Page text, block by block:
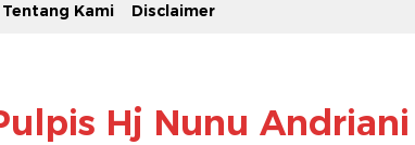
Tentang Kami
Disclaimer
Hj Nunu Andriani